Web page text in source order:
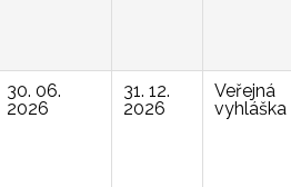
30. 06.
2026
31. 12.
2026
Veřejná
vyhláška